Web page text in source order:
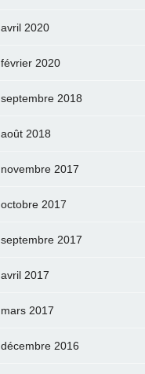
avril 2020
février 2020
septembre 2018
août 2018
novembre 2017
octobre 2017
septembre 2017
avril 2017
mars 2017
décembre 2016